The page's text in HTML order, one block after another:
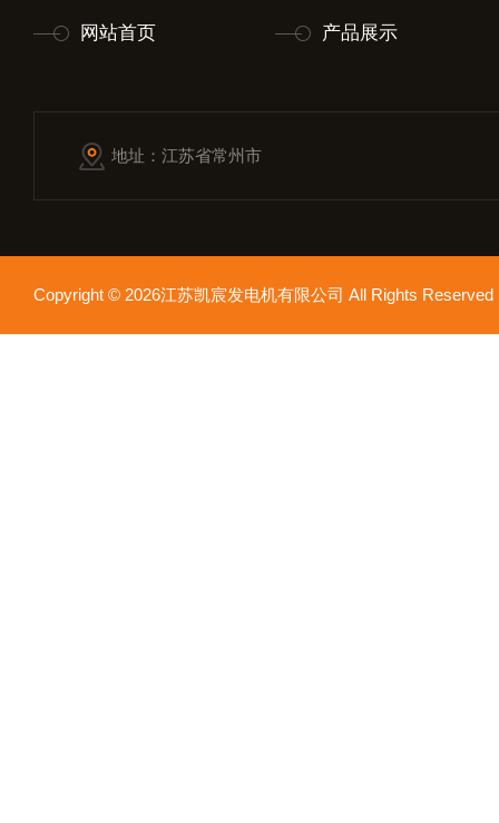
网站首页 产品展示
地址：江苏省常州市
Copyright © 2026江苏凯宸发电机有限公司 All Rights